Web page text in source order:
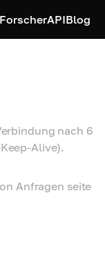
ForscherAPIBlog
nach 6
Alive).
Anfragen seite